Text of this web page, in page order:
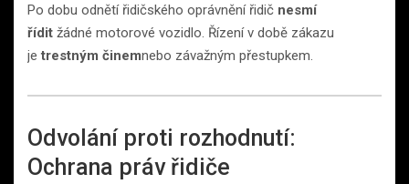
Po dobu odnětí řidičského oprávnění řidič nesmí
řídit žádné motorové vozidlo. Řízení v době zákazu
jetrestným činemnebo závažným přestupkem.
Odvolání proti rozhodnutí:
Ochrana práv řidiče